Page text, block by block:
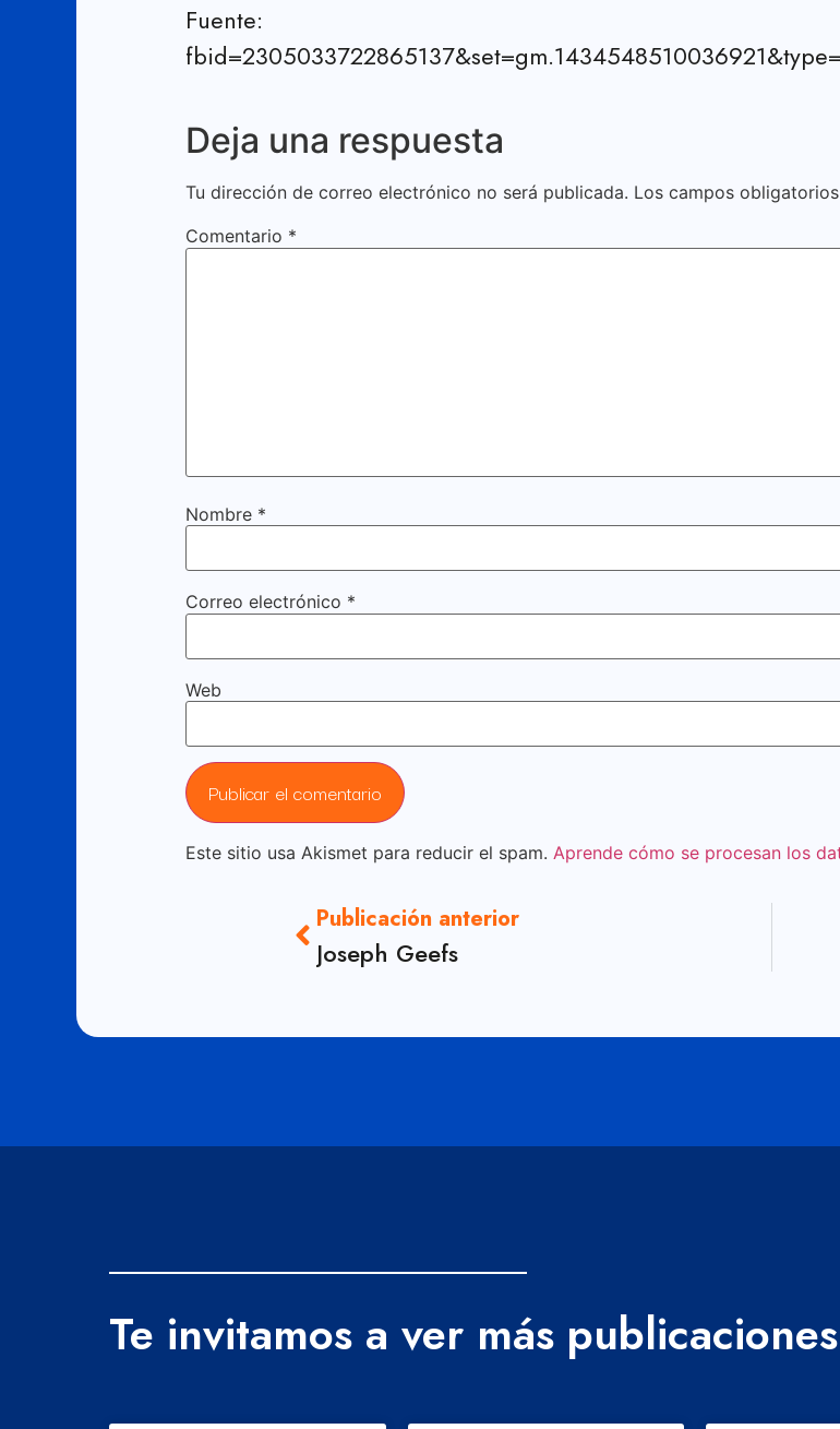
Fuente: https://
Deja una respuesta
Tu dirección de correo electrónico no será publicada. Los campos
Comentario *
Nombre *
Correo electrónico *
Web
Este sitio usa Akismet para reducir el spam. Aprende cómo se procesan los
Publicación anterior
Joseph Geefs
Te invitamos a ver más publicaciones